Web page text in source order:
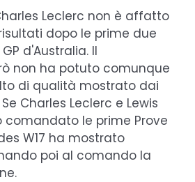
Leclerc non è affatto
dopo le prime due
d'Australia. Il
non ha potuto comunque
di qualità mostrato dai
Charles Leclerc e Lewis
comandato le prime Prove
W17 ha mostrato
poi al comando la